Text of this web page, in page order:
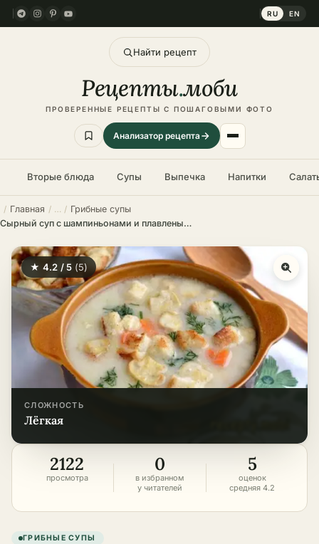
RU EN
Найти рецепт
Рецепты.моби
ПРОВЕРЕННЫЕ РЕЦЕПТЫ С ПОШАГОВЫМИ ФОТО
Анализатор рецепта
Вторые блюда Супы Выпечка Напитки
Главная
Грибные супы
Сырный суп с шампиньонами и плавленым сыром – пошаговый рецепт в домашних условиях
★ 4.2 / 5 (5)
СЛОЖНОСТЬ
лёгкая
2122
просмотра
0
в избранном
у читателей
5
оценок
средняя 4.2
ГРИБНЫЕ СУПЫ